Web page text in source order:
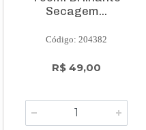
Secagem...
Código: 204382
R$ 49,00